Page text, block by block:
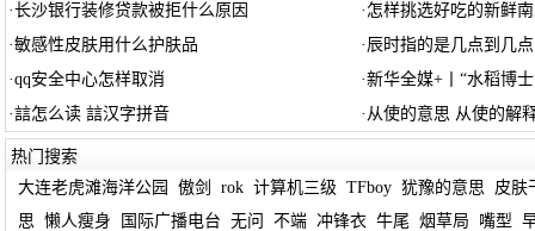
·长沙银行装修贷款被拒什么原因 · 怎样挑选好吃的新鲜
·敏感性皮肤用什么护肤品 · 辰时指的是几点到几
·qq安全中心怎样取消 ·新华全媒+丨“水稻博
·誩怎么读 誩汉字拼音 · 从使的意思 从使的解
热门搜索
大连老虎滩海洋公园
傲剑 rok 计算机三级 TFboy 犹豫的意思
皮肤
思 懒人瘦身 国际广播电台 无问 不端 冲锋衣 牛尾 烟草局 嘴型